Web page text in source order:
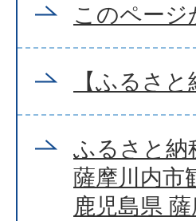
このペー
【ふるさ
ふるさと納
薩摩川内市
鹿児島県